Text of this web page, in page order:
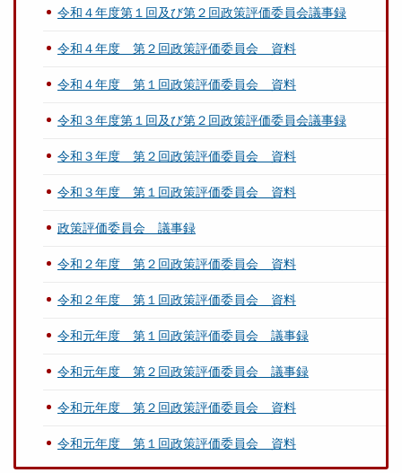
令和４年度第１回及び第２回政策評価委員会議事録
令和４年度 第２回政策評価委員会 資料
令和４年度 第１回政策評価委員会 資料
令和３年度第１回及び第２回政策評価委員会議事録
令和３年度 第２回政策評価委員会 資料
令和３年度 第１回政策評価委員会 資料
政策評価委員会 議事録
令和２年度 第２回政策評価委員会 資料
令和２年度 第１回政策評価委員会 資料
令和元年度 第１回政策評価委員会 議事録
令和元年度 第２回政策評価委員会 議事録
令和元年度 第２回政策評価委員会 資料
令和元年度 第１回政策評価委員会 資料